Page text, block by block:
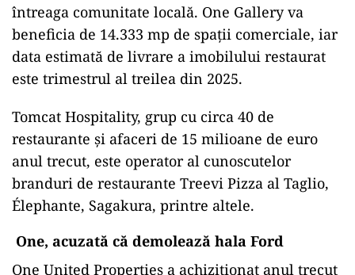
întreaga comunitate locală. One Gallery va
beneficia de 14.333 mp de spații comerciale, iar
data estimată de livrare a imobilului restaurat
este trimestrul al treilea din 2025.
Tomcat Hospitality, grup cu circa 40 de
restaurante şi afaceri de 15 milioane de euro
anul trecut, este operator al cunoscutelor
branduri de restaurante Treevi Pizza al Taglio,
Élephante, Sagakura, printre altele.
One, acuzată că demolează hala Ford
One United Properties a achiziționat anul trecut